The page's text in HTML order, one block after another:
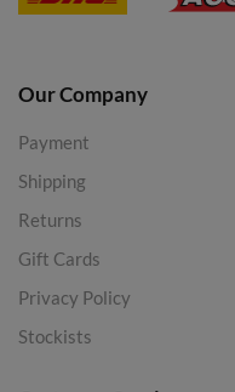
Our Company
Payment
Shipping
Returns
Gift Cards
Privacy Policy
Stockists